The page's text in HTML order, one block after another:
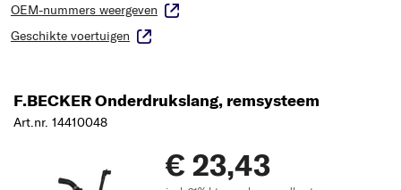
OEM-nummers weergeven
Geschikte voertuigen
F.BECKER Onderdrukslang, remsysteem
Art.nr. 14410048
€ 23,43